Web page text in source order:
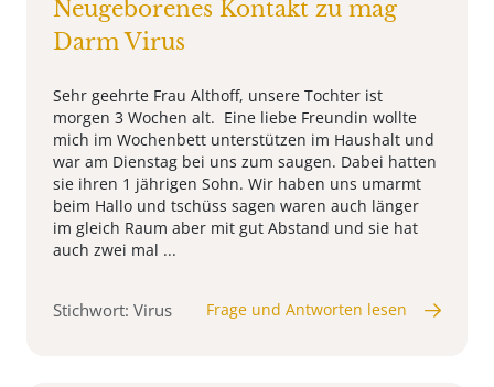
Neugeborenes Kontakt zu mag
Darm Virus
Sehr geehrte Frau Althoff, unsere Tochter ist
morgen 3 Wochen alt. Eine liebe Freundin wollte
mich im Wochenbett unterstützen im Haushalt und
war am Dienstag bei uns zum saugen. Dabei hatten
sie ihren 1 jährigen Sohn. Wir haben uns umarmt
beim Hallo und tschüss sagen waren auch länger
im gleich Raum aber mit gut Abstand und sie hat
auch zwei mal ...
Stichwort: Virus Frage und Antworten lesen